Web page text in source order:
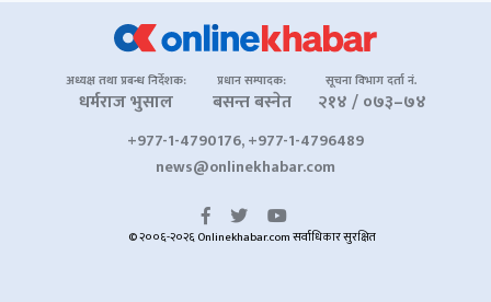
अध्यक्ष तथा प्रबन्ध निर्देशक:
धर्मराज भुसाल
प्रधान सम्पादक:
बसन्त बस्नेत
सूचना विभाग दर्ता नं.
२१४ / ०७३–७४
+977-1-4790176, +977-1-4796489
news@onlinekhabar.com
© २००६-२०२६ Onlinekhabar.com सर्वाधिकार सुरक्षित